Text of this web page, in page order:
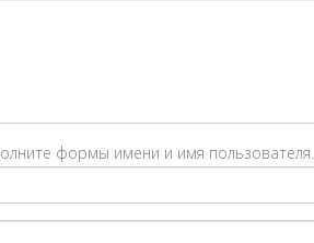
формы имени и имя пользователя.